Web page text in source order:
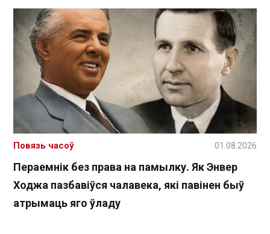
Пераемнік без права на памылку. Як Энвер
Ходжа пазбавіўся чалавека, які павінен быў
атрымаць яго ўладу
Повязь часоў 01.08.2026